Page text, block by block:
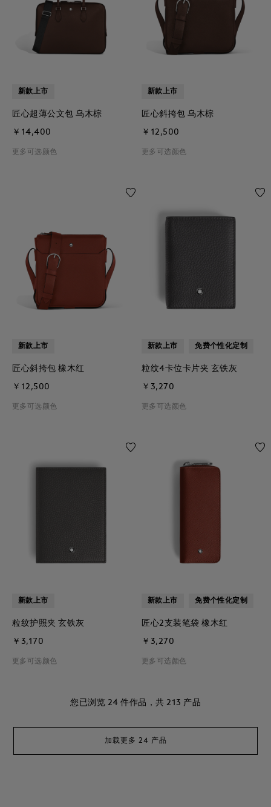
新款上市
匠心超薄公文包 乌木棕
￥14,400
更多可选颜色
新款上市
匠心斜挎包 乌木棕
￥12,500
更多可选颜色
新款上市
匠心斜挎包 橡木红
￥12,500
更多可选颜色
新款上市 免费个性化定制
粒纹4卡位卡片夹 玄铁灰
￥3,270
更多可选颜色
新款上市
粒纹护照夹 玄铁灰
￥3,170
更多可选颜色
新款上市 免费个性化定制
匠心2支装笔袋 橡木红
￥3,270
更多可选颜色
您已浏览 24 件作品，共 213 产品
加载更多 24 产品